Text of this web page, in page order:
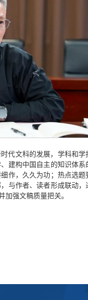
代文科的发展，学科和
构中国自主的知识体系
作，久久为功；热点选
与作者、读者形成联动
强文稿质量把关。